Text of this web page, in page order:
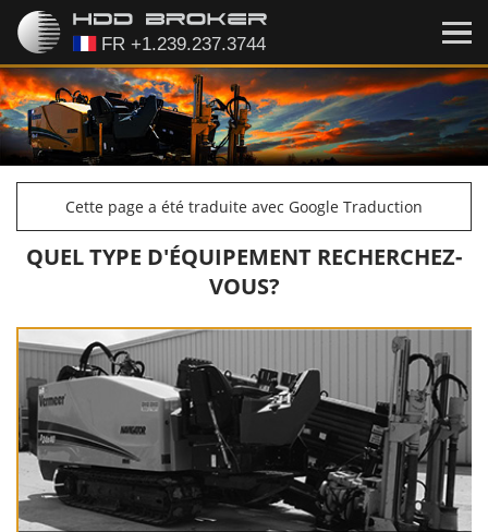
Cette page a été traduite avec Google Traduction
QUEL TYPE D'ÉQUIPEMENT RECHERCHEZ-
VOUS?